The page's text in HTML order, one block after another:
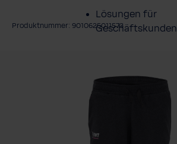
Lösungen für
Geschäftskunden
Produktnummer: 9010625011573